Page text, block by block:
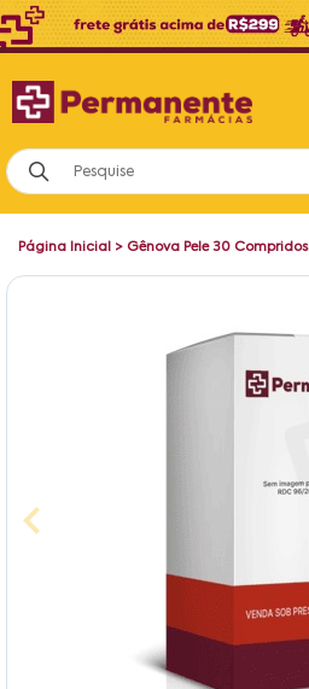
Página Inicial > Gênova Pele 30 Compridos